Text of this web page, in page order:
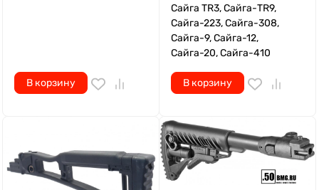
В корзину
Сайга TR3, Сайга-TR9,
Сайга-223, Сайга-308,
Сайга-9, Сайга-12,
Сайга-20, Сайга-410
В корзину